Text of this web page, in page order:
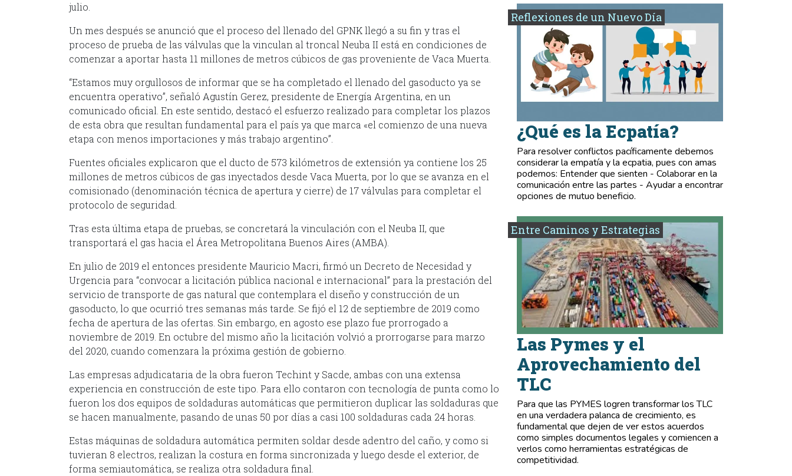
julio.
Un mes después se anunció que el proceso del llenado del GPNK llegó a su fin y tras el
proceso de prueba de las válvulas que la vinculan al troncal Neuba II está en condiciones de
comenzar a aportar hasta 11 millones de metros cúbicos de gas proveniente de Vaca Muerta.
“Estamos muy orgullosos de informar que se ha completado el llenado del gasoducto ya se
encuentra operativo”, señaló Agustín Gerez, presidente de Energía Argentina, en un
comunicado oficial. En este sentido, destacó el esfuerzo realizado para completar los plazos
de esta obra que resultan fundamental para el país ya que marca «el comienzo de una nueva
etapa con menos importaciones y más trabajo argentino”.
Fuentes oficiales explicaron que el ducto de 573 kilómetros de extensión ya contiene los 25
millones de metros cúbicos de gas inyectados desde Vaca Muerta, por lo que se avanza en el
comisionado (denominación técnica de apertura y cierre) de 17 válvulas para completar el
protocolo de seguridad.
Tras esta última etapa de pruebas, se concretará la vinculación con el Neuba II, que
transportará el gas hacia el Área Metropolitana Buenos Aires (AMBA).
En julio de 2019 el entonces presidente Mauricio Macri, firmó un Decreto de Necesidad y
Urgencia para “convocar a licitación pública nacional e internacional” para la prestación del
servicio de transporte de gas natural que contemplara el diseño y construcción de un
gasoducto, lo que ocurrió tres semanas más tarde. Se fijó el 12 de septiembre de 2019 como
fecha de apertura de las ofertas. Sin embargo, en agosto ese plazo fue prorrogado a
noviembre de 2019. En octubre del mismo año la licitación volvió a prorrogarse para marzo
del 2020, cuando comenzara la próxima gestión de gobierno.
Las empresas adjudicataria de la obra fueron Techint y Sacde, ambas con una extensa
experiencia en construcción de este tipo. Para ello contaron con tecnología de punta como lo
fueron los dos equipos de soldaduras automáticas que permitieron duplicar las soldaduras que
se hacen manualmente, pasando de unas 50 por días a casi 100 soldaduras cada 24 horas.
Estas máquinas de soldadura automática permiten soldar desde adentro del caño, y como si
tuvieran 8 electros, realizan la costura en forma sincronizada y luego desde el exterior, de
forma semiautomática, se realiza otra soldadura final.
Reflexiones de un Nuevo Día
¿Qué es la Ecpatía?
Para resolver conflictos pacíficamente debemos
considerar la empatía y la ecpatia, pues con amas
podemos: Entender que sienten - Colaborar en la
comunicación entre las partes - Ayudar a encontrar
opciones de mutuo beneficio.
Entre Caminos y Estrategias
Las Pymes y el
Aprovechamiento del
TLC
Para que las PYMES logren transformar los TLC
en una verdadera palanca de crecimiento, es
fundamental que dejen de ver estos acuerdos
como simples documentos legales y comiencen a
verlos como herramientas estratégicas de
competitividad.